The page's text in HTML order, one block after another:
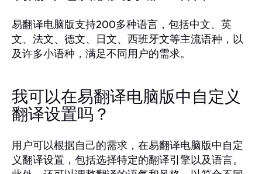
易翻译电脑版支持200多种语言，包括中文、英
文、法文、德文、日文、西班牙文等主流语种，以
及许多小语种，满足不同用户的需求。
我可以在易翻译电脑版中自定义
翻译设置吗？
用户可以根据自己的需求，在易翻译电脑版中自定
义翻译设置，包括选择特定的翻译引擎以及语言。